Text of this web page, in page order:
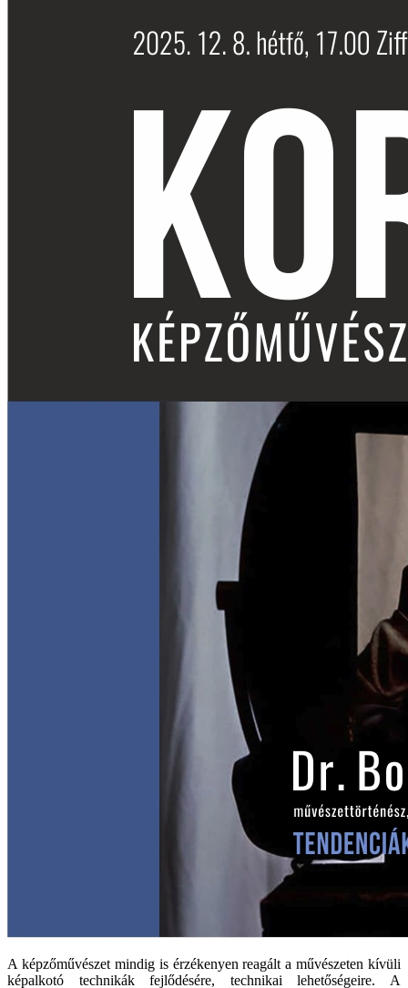
A képzőművészet mindig is érzékenyen reagált a művészeten kívüli
képalkotó technikák fejlődésére, technikai lehetőségeire. A